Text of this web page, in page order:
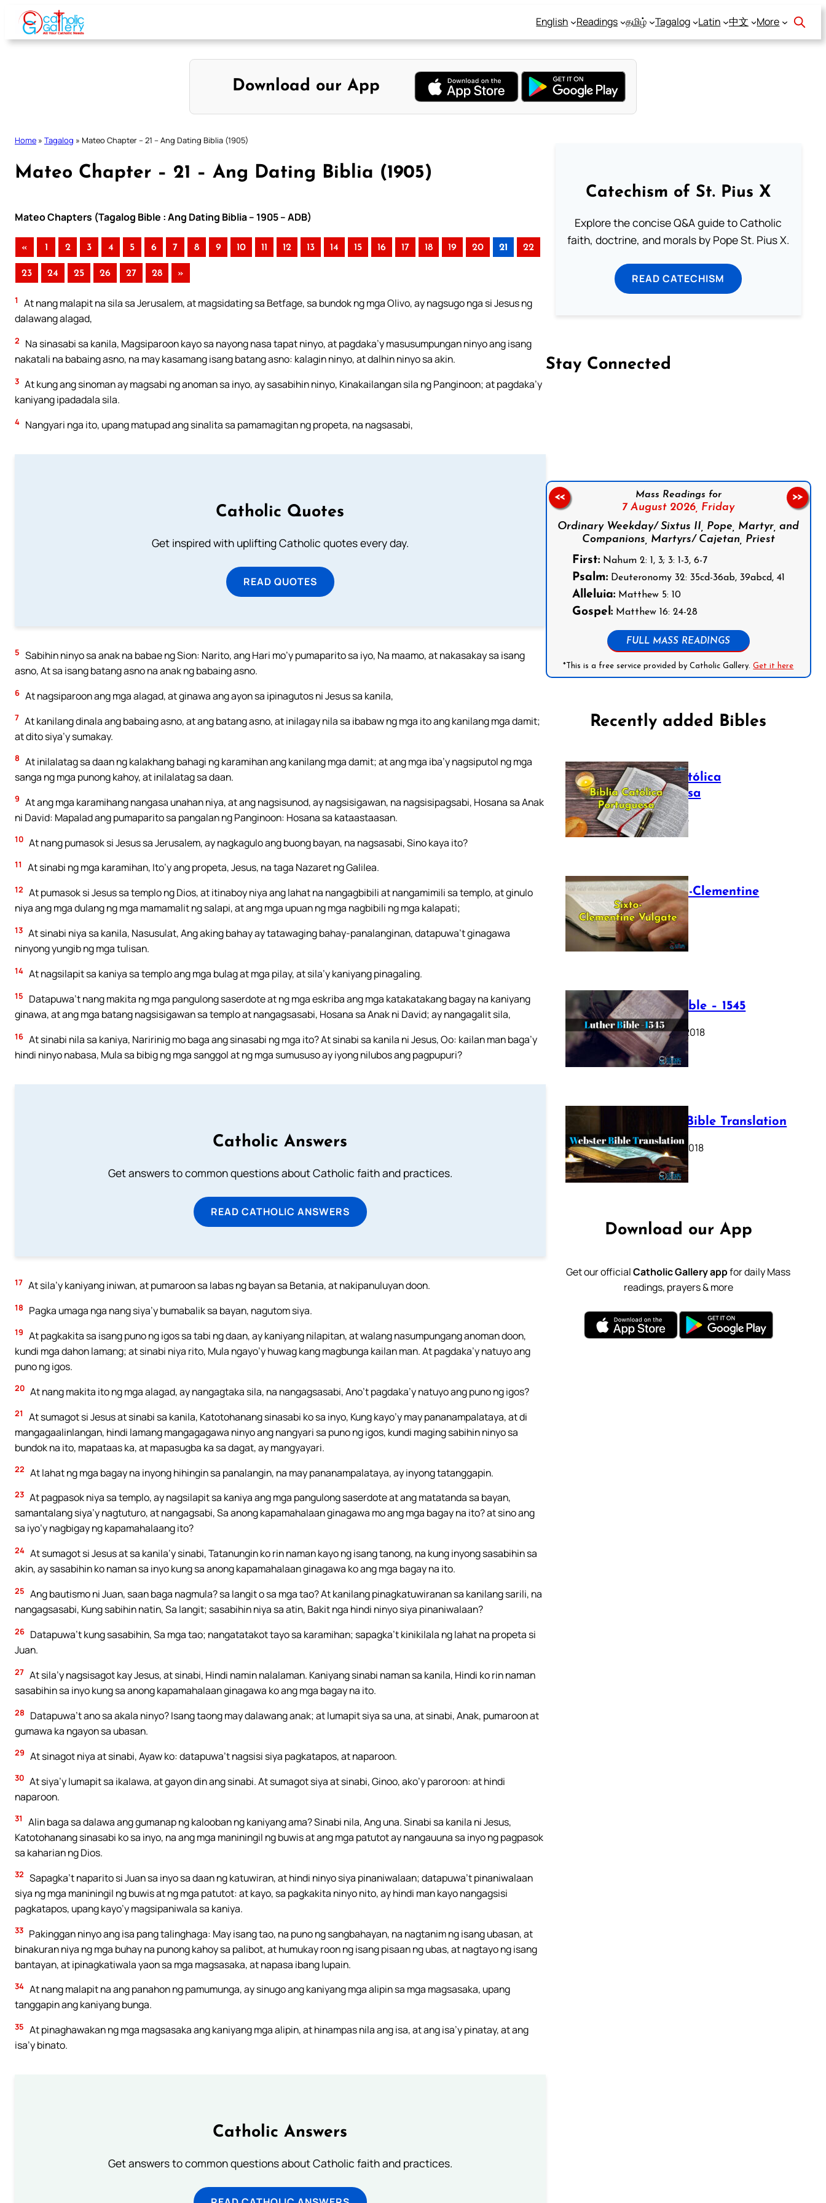
Skip
content
English Readings தமிழ் Tagalog Latin 中文 More
Download our App
Home » Tagalog » Mateo Chapter – 21 – Ang Dating Biblia (1905)
Mateo Chapter – 21 – Ang Dating Biblia (1905)
Mateo Chapters (Tagalog Bible : Ang Dating Biblia – 1905 – ADB)
« 1 2 3 4 5 6 7 8 9 10 11 12 13 14 15 16 17 18 19 20 21 22
23 24 25 26 27 28 »
1
At nang malapit na sila sa Jerusalem, at magsidating sa Betfage, sa bundok ng mga Olivo, ay nagsugo nga si Jesus ng
dalawang alagad,
2
Na sinasabi sa kanila, Magsiparoon kayo sa nayong nasa tapat ninyo, at pagdaka’y masusumpungan ninyo ang isang
nakatali na babaing asno, na may kasamang isang batang asno: kalagin ninyo, at dalhin ninyo sa akin.
3 At kung ang sinoman ay magsabi ng anoman sa inyo, ay sasabihin ninyo, Kinakailangan sila ng Panginoon; at pagdaka’y
kaniyang ipadadala sila.
4 Nangyari nga ito, upang matupad ang sinalita sa pamamagitan ng propeta, na nagsasabi,
Catholic Quotes
Get inspired with uplifting Catholic quotes every day.
READ QUOTES
5 Sabihin ninyo sa anak na babae ng Sion: Narito, ang Hari mo’y pumaparito sa iyo, Na maamo, at nakasakay sa isang
asno, At sa isang batang asno na anak ng babaing asno.
6 At nagsiparoon ang mga alagad, at ginawa ang ayon sa ipinagutos ni Jesus sa kanila,
7 At kanilang dinala ang babaing asno, at ang batang asno, at inilagay nila sa ibabaw ng mga ito ang kanilang mga damit;
at dito siya’y sumakay.
8 At inilalatag sa daan ng kalakhang bahagi ng karamihan ang kanilang mga damit; at ang mga iba’y nagsiputol ng mga
sanga ng mga punong kahoy, at inilalatag sa daan.
9 At ang mga karamihang nangasa unahan niya, at ang nagsisunod, ay nagsisigawan, na nagsisipagsabi, Hosana sa Anak
ni David: Mapalad ang pumaparito sa pangalan ng Panginoon: Hosana sa kataastaasan.
10 At nang pumasok si Jesus sa Jerusalem, ay nagkagulo ang buong bayan, na nagsasabi, Sino kaya ito?
11 At sinabi ng mga karamihan, Ito’y ang propeta, Jesus, na taga Nazaret ng Galilea.
12 At pumasok si Jesus sa templo ng Dios, at itinaboy niya ang lahat na nangagbibili at nangamimili sa templo, at ginulo
niya ang mga dulang ng mga mamamalit ng salapi, at ang mga upuan ng mga nagbibili ng mga kalapati;
13 At sinabi niya sa kanila, Nasusulat, Ang aking bahay ay tatawaging bahay-panalanginan, datapuwa’t ginagawa
ninyong yungib ng mga tulisan.
14 At nagsilapit sa kaniya sa templo ang mga bulag at mga pilay, at sila’y kaniyang pinagaling.
15
Datapuwa’t nang makita ng mga pangulong saserdote at ng mga eskriba ang mga katakatakang bagay na kaniyang
ginawa, at ang mga batang nagsisigawan sa templo at nangagsasabi, Hosana sa Anak ni David; ay nangagalit sila,
16 At sinabi nila sa kaniya, Naririnig mo baga ang sinasabi ng mga ito? At sinabi sa kanila ni Jesus, Oo: kailan man baga’y
hindi ninyo nabasa, Mula sa bibig ng mga sanggol at ng mga sumususo ay iyong nilubos ang pagpupuri?
Catholic Answers
Get answers to common questions about Catholic faith and practices.
READ CATHOLIC ANSWERS
17 At sila’y kaniyang iniwan, at pumaroon sa labas ng bayan sa Betania, at nakipanuluyan doon.
18 Pagka umaga nga nang siya’y bumabalik sa bayan, nagutom siya.
19 At pagkakita sa isang puno ng igos sa tabi ng daan, ay kaniyang nilapitan, at walang nasumpungang anoman doon,
kundi mga dahon lamang; at sinabi niya rito, Mula ngayo’y huwag kang magbunga kailan man. At pagdaka’y natuyo ang
puno ng igos.
20 At nang makita ito ng mga alagad, ay nangagtaka sila, na nangagsasabi, Ano’t pagdaka’y natuyo ang puno ng igos?
21
At sumagot si Jesus at sinabi sa kanila, Katotohanang sinasabi ko sa inyo, Kung kayo’y may pananampalataya, at di
mangagaalinlangan, hindi lamang mangagagawa ninyo ang nangyari sa puno ng igos, kundi maging sabihin ninyo sa
bundok na ito, mapataas ka, at mapasugba ka sa dagat, ay mangyayari.
22 At lahat ng mga bagay na inyong hihingin sa panalangin, na may pananampalataya, ay inyong tatanggapin.
23 At pagpasok niya sa templo, ay nagsilapit sa kaniya ang mga pangulong saserdote at ang matatanda sa bayan,
samantalang siya’y nagtuturo, at nangagsabi, Sa anong kapamahalaan ginagawa mo ang mga bagay na ito? at sino ang
sa iyo’y nagbigay ng kapamahalaang ito?
24 At sumagot si Jesus at sa kanila’y sinabi, Tatanungin ko rin naman kayo ng isang tanong, na kung inyong sasabihin sa
akin, ay sasabihin ko naman sa inyo kung sa anong kapamahalaan ginagawa ko ang mga bagay na ito.
25 Ang bautismo ni Juan, saan baga nagmula? sa langit o sa mga tao? At kanilang pinagkatuwiranan sa kanilang sarili, na
nangagsasabi, Kung sabihin natin, Sa langit; sasabihin niya sa atin, Bakit nga hindi ninyo siya pinaniwalaan?
26 Datapuwa’t kung sasabihin, Sa mga tao; nangatatakot tayo sa karamihan; sapagka’t kinikilala ng lahat na propeta si
Juan.
27 At sila’y nagsisagot kay Jesus, at sinabi, Hindi namin nalalaman. Kaniyang sinabi naman sa kanila, Hindi ko rin naman
sasabihin sa inyo kung sa anong kapamahalaan ginagawa ko ang mga bagay na ito.
28
Datapuwa’t ano sa akala ninyo? Isang taong may dalawang anak; at lumapit siya sa una, at sinabi, Anak, pumaroon at
gumawa ka ngayon sa ubasan.
29 At sinagot niya at sinabi, Ayaw ko: datapuwa’t nagsisi siya pagkatapos, at naparoon.
30 At siya’y lumapit sa ikalawa, at gayon din ang sinabi. At sumagot siya at sinabi, Ginoo, ako’y paroroon: at hindi
naparoon.
31
Alin baga sa dalawa ang gumanap ng kalooban ng kaniyang ama? Sinabi nila, Ang una. Sinabi sa kanila ni Jesus,
Katotohanang sinasabi ko sa inyo, na ang mga maniningil ng buwis at ang mga patutot ay nangauuna sa inyo ng pagpasok
sa kaharian ng Dios.
32 Sapagka’t naparito si Juan sa inyo sa daan ng katuwiran, at hindi ninyo siya pinaniwalaan; datapuwa’t pinaniwalaan
siya ng mga maniningil ng buwis at ng mga patutot: at kayo, sa pagkakita ninyo nito, ay hindi man kayo nangagsisi
pagkatapos, upang kayo’y magsipaniwala sa kaniya.
33 Pakinggan ninyo ang isa pang talinghaga: May isang tao, na puno ng sangbahayan, na nagtanim ng isang ubasan, at
binakuran niya ng mga buhay na punong kahoy sa palibot, at humukay roon ng isang pisaan ng ubas, at nagtayo ng isang
bantayan, at ipinagkatiwala yaon sa mga magsasaka, at napasa ibang lupain.
34 At nang malapit na ang panahon ng pamumunga, ay sinugo ang kaniyang mga alipin sa mga magsasaka, upang
tanggapin ang kaniyang bunga.
35 At pinaghawakan ng mga magsasaka ang kaniyang mga alipin, at hinampas nila ang isa, at ang isa’y pinatay, at ang
isa’y binato.
Catholic Answers
Get answers to common questions about Catholic faith and practices.
Catechism of St. Pius X
Explore the concise Q&A guide to Catholic
faith, doctrine, and morals by Pope St. Pius X.
READ CATECHISM
Stay Connected
Mass Readings for
7 August 2026, Friday
Ordinary Weekday/ Sixtus II, Pope, Martyr, and
Companions, Martyrs/ Cajetan, Priest
First:Nahum 2: 1, 3; 3: 1-3, 6-7
Psalm:Deuteronomy 32: 35cd-36ab, 39abcd, 41
Alleluia:Matthew 5: 10
Gospel:Matthew 16: 24-28
FULL MASS READINGS
*This is a free service provided by Catholic Gallery.Get it here
<< >>
Recently added Bibles
Bíblia Católica
Portuguesa
July 16, 2025
The Sixto-Clementine
Vulgate
July 12, 2025
Luther Bible – 1545
October 17, 2018
Webster Bible Translation
October 11, 2018
Download our App
Get our officialCatholic Gallery appfor daily Mass
readings, prayers & more